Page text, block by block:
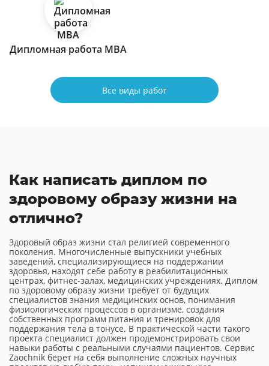
Дипломная работа МВА
Все виды работ
Как написать диплом по
здоровому образу жизни на
отлично?
Здоровый образ жизни стал религией современного
поколения. Многочисленные выпускники учебных
заведений, специализирующиеся на поддержании
здоровья, находят себе работу в реабилитационных
центрах, фитнес-залах, медицинских учреждениях. Диплом
по здоровому образу жизни требует от будущих
специалистов знания медицинских основ, понимания
физиологических процессов в организме, создания
собственных программ питания и тренировок для
поддержания тела в тонусе. В практической части такого
проекта специалист должен продемонстрировать свои
навыки работы с реальными случаями пациентов. Сервис
Zaochnik берет на себя выполнение сложных научных